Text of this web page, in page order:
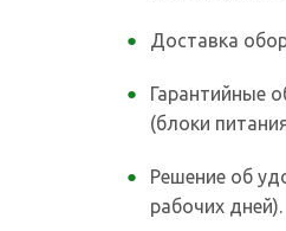
Доставка
Гарантийные
(блоки
Решение об
рабочих дней).